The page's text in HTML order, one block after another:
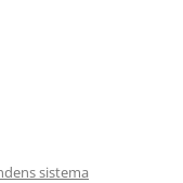
sistema